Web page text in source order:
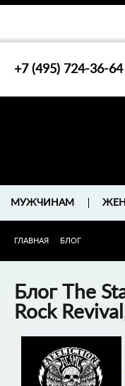
+7 (495) 724-36-64
МУЖЧИНАМ
ГЛАВНАЯ БЛОГ
Блог The
Rock